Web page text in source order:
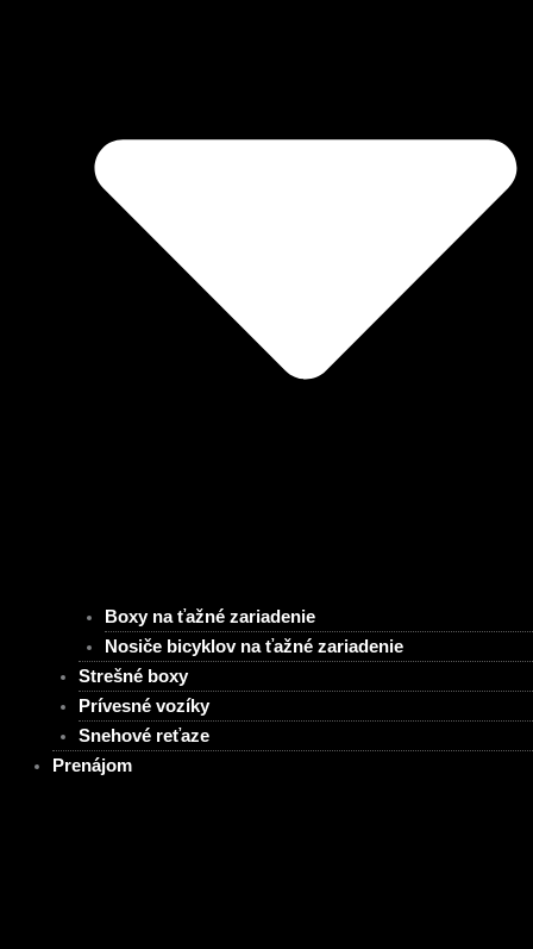
Boxy na ťažné zariadenie
Nosiče bicyklov na ťažné zariadenie
Strešné boxy
Prívesné vozíky
Snehové reťaze
Prenájom